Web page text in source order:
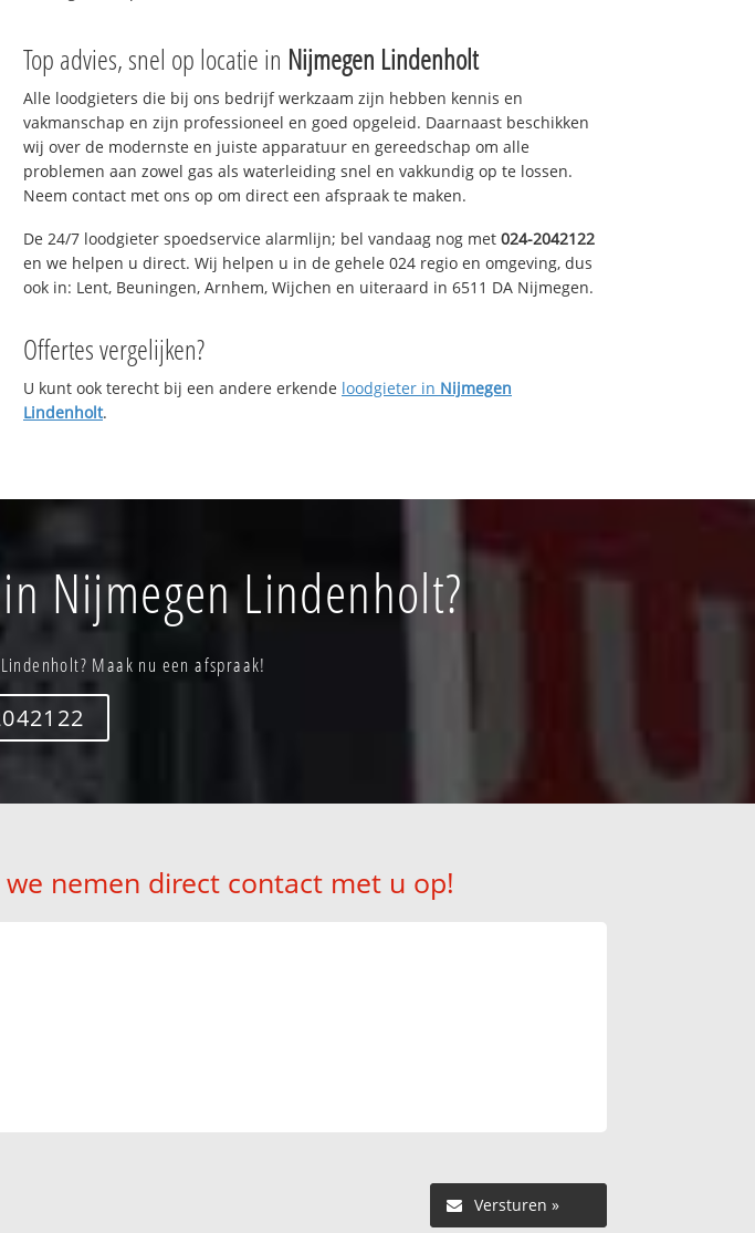
Top advies, snel op locatie in Nijmegen Lindenholt
Alle loodgieters die bij ons bedrijf werkzaam zijn hebben kennis en
vakmanschap en zijn professioneel en goed opgeleid. Daarnaast beschikken
wij over de modernste en juiste apparatuur en gereedschap om alle
problemen aan zowel gas als waterleiding snel en vakkundig op te lossen.
Neem contact met ons op om direct een afspraak te maken.
De 24/7 loodgieter spoedservice alarmlijn; bel vandaag nog met 024-2042122
en we helpen u direct. Wij helpen u in de gehele 024 regio en omgeving, dus
ook in: Lent, Beuningen, Arnhem, Wijchen en uiteraard in 6511 DA Nijmegen.
Offertes vergelijken?
U kunt ook terecht bij een andere erkende loodgieter in Nijmegen
Lindenholt.
Nijmegen Lindenholt?
Maak nu een afspraak!
nemen direct contact met u op!
Versturen »